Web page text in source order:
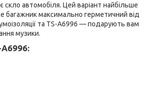
скло автомобіля. Цей варіант найбільше
багажник максимально герметичний від
та TS-A6996 — подарують вам
музики.